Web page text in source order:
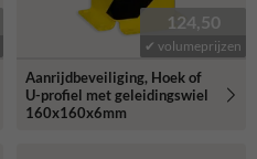
124,50
✔ volumeprijzen
Aanrijdbeveiliging, Hoek of
U-profiel met geleidingswiel
160x160x6mm